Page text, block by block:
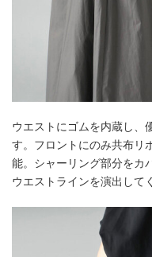
ウエストにゴムを内蔵し、
す。フロントにのみ共布リ
能。シャーリング部分をカ
ウエストラインを演出して